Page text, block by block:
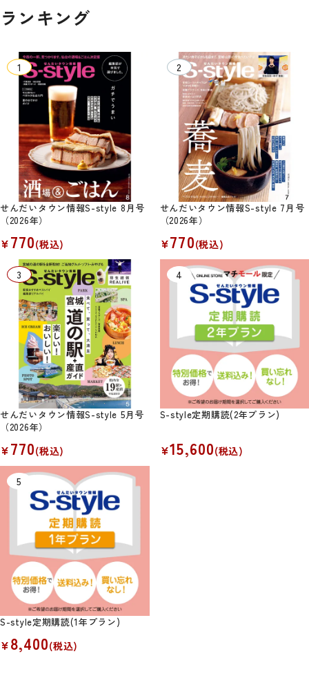
ランキング
せんだいタウン情報S-style 8月号
（2026年）
¥770(税込)
せんだいタウン情報S-style 7月号
（2026年）
¥770(税込)
せんだいタウン情報S-style 5月号
（2026年）
¥770(税込)
S-style定期購読(2年プラン)
¥15,600(税込)
S-style定期購読(1年プラン)
¥8,400(税込)